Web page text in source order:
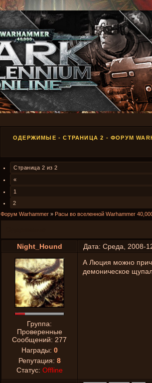
ОДЕРЖИМЫЕ - СТРАНИЦА 2 - ФОРУМ
Страница 2 из 2
«
1
2
Форум Warhammer » Расы во вселенной Warhammer
Night_Hound Дата: Среда, 2008-
Группа:
Проверенные
Сообщений: 277
Награды: 0
Репутация: 8
Статус: Offline
А Люция можно
демоническое